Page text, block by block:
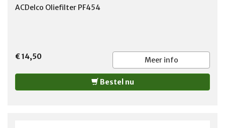
ACDelco Oliefilter PF454
€ 14,50 Meer info
Bestel nu